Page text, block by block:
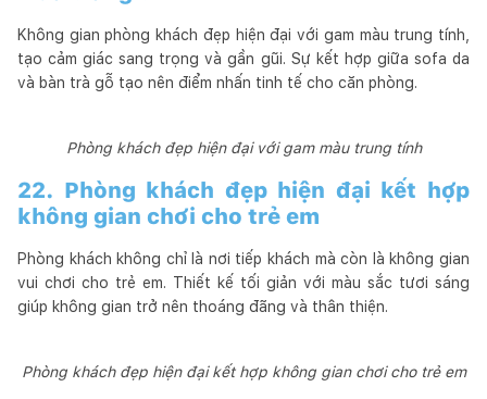
Không gian phòng khách đẹp hiện đại với gam màu trung tính,
tạo cảm giác sang trọng và gần gũi. Sự kết hợp giữa sofa da
và bàn trà gỗ tạo nên điểm nhấn tinh tế cho căn phòng.
Phòng khách đẹp hiện đại với gam màu trung tính
22. Phòng khách đẹp hiện đại kết hợp
không gian chơi cho trẻ em
Phòng khách không chỉ là nơi tiếp khách mà còn là không gian
vui chơi cho trẻ em. Thiết kế tối giản với màu sắc tươi sáng
giúp không gian trở nên thoáng đãng và thân thiện.
Phòng khách đẹp hiện đại kết hợp không gian chơi cho trẻ em